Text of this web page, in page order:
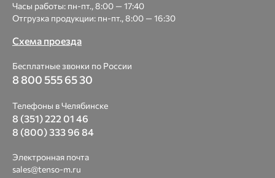
Часы работы: пн-пт., 8:00 — 17:40
Отгрузка продукции: пн-пт., 8:00 — 16:30
Схема проезда
Бесплатные звонки по России
8 800 555 65 30
Телефоны в Челябинске
8 (351) 222 01 46
8 (800) 333 96 84
Электронная почта
sales@tenso-m.ru